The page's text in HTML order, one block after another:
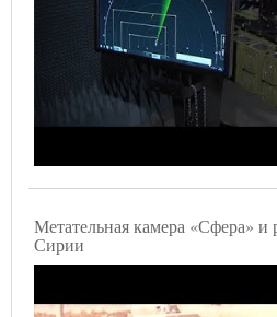
Метательная камера «Сфера» и
Сирии